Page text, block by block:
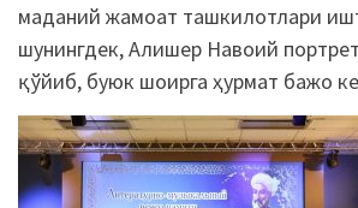
маданий жамоат ташкилотлари
шунингдек, Алишер Навоий
қўйиб, буюк шоирга ҳурмат бажо